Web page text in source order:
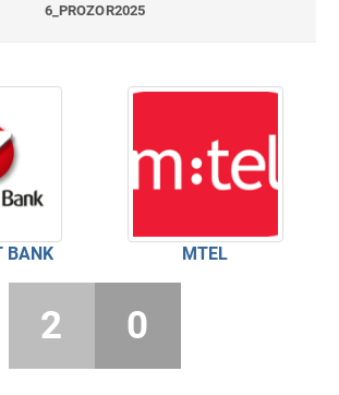
6_PROZOR2025
BANK MTEL
2 0